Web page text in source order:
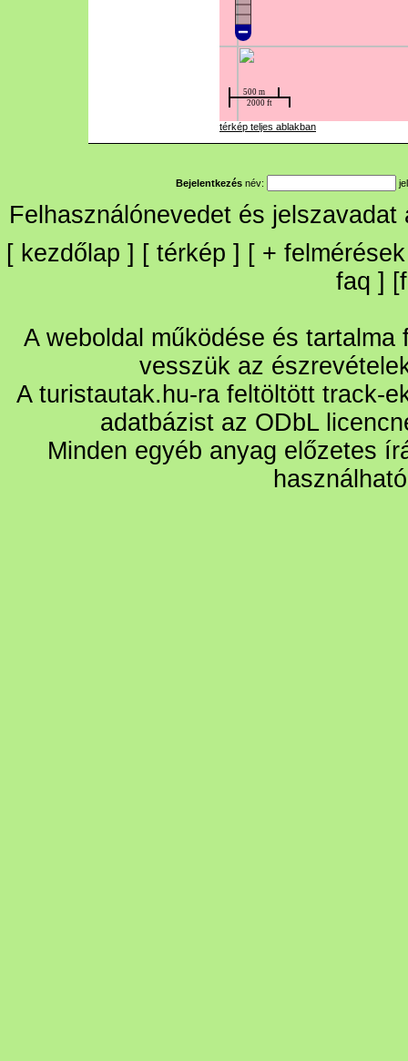
térkép teljes ablakban
Bejelentkezés név:
Felhasználónevedet és
[ kezdőlap ] [ térkép ] [ + felmérések
faq ] [
A weboldal működése és
vesszük az
A turistautak.hu-ra feltöltött track-
adatbázist az ODbL
Minden egyéb anyag előzetes